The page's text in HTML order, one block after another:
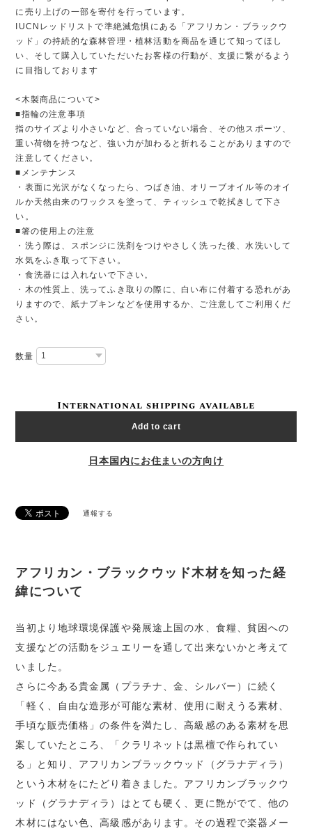
に売り上げの一部を寄付を行っています。
IUCNレッドリストで準絶滅危惧にある「アフリカン・ブラックウ
ッド」の持続的な森林管理・植林活動を商品を通じて知ってほし
い、そして購入していただいたお客様の行動が、支援に繋がるよう
に目指しております
<木製商品について>
■指輪の注意事項
指のサイズより小さいなど、合っていない場合、その他スポーツ、
重い荷物を持つなど、強い力が加わると折れることがありますので
注意してください。
■メンテナンス
・表面に光沢がなくなったら、つばき油、オリーブオイル等のオイ
ルか天然由来のワックスを塗って、ティッシュで乾拭きして下さ
い。
■箸の使用上の注意
・洗う際は、スポンジに洗剤をつけやさしく洗った後、水洗いして
水気をふき取って下さい。
・食洗器には入れないで下さい。
・木の性質上、洗ってふき取りの際に、白い布に付着する恐れがあ
りますので、紙ナプキンなどを使用するか、ご注意してご利用くだ
さい。
数量
International shipping available
Add to cart
日本国内にお住まいの方向け
通報する
アフリカン・ブラックウッド木材を知った経
緯について
当初より地球環境保護や発展途上国の水、食糧、貧困への
支援などの活動をジュエリーを通して出来ないかと考えて
いました。
さらに今ある貴金属（プラチナ、金、シルバー）に続く
「軽く、自由な造形が可能な素材、使用に耐えうる素材、
手頃な販売価格」の条件を満たし、高級感のある素材を思
案していたところ、「クラリネットは黒檀で作られてい
る」と知り、アフリカンブラックウッド（グラナディラ）
という木材をにたどり着きました。アフリカンブラックウ
ッド（グラナディラ）はとても硬く、更に艶がでて、他の
木材にはない色、高級感があります。その過程で楽器メー